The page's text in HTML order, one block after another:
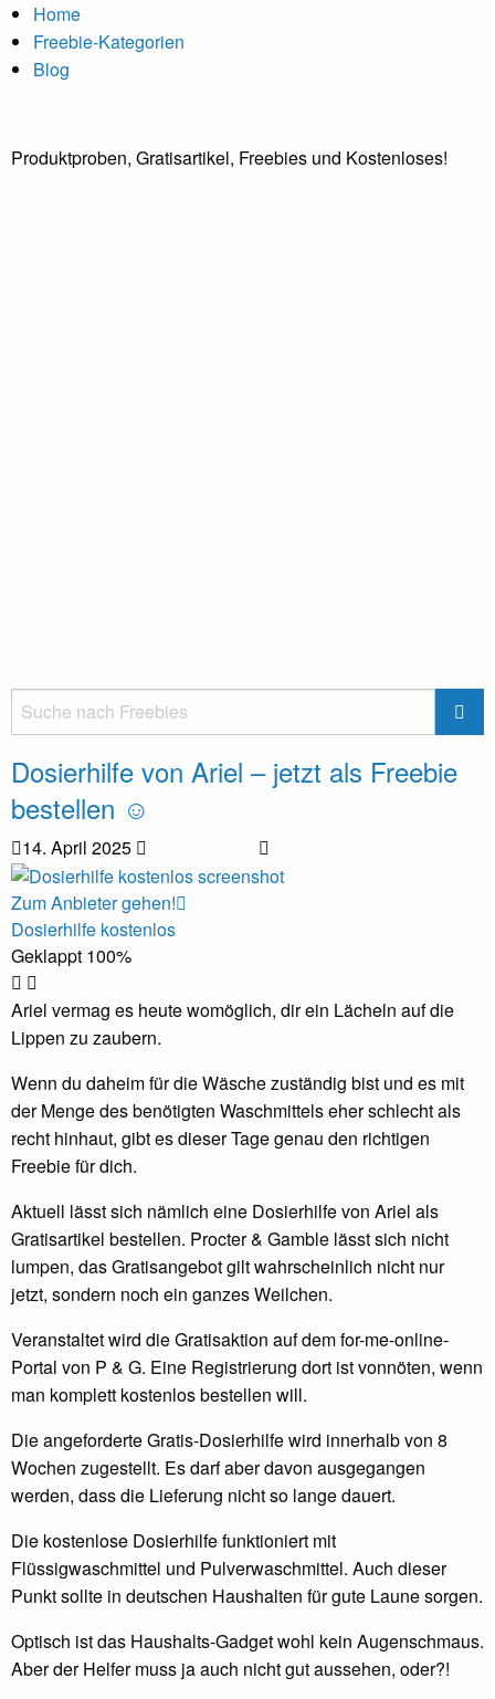
Home
Freebie-Kategorien
Blog
Produktproben, Gratisartikel, Freebies und Kostenloses!
Dosierhilfe von Ariel – jetzt als Freebie
bestellen ☺
14. April 2025
Zum Anbieter gehen!
Dosierhilfe kostenlos
Geklappt 100%
Ariel vermag es heute womöglich, dir ein Lächeln auf die
Lippen zu zaubern.
Wenn du daheim für die Wäsche zuständig bist und es mit
der Menge des benötigten Waschmittels eher schlecht als
recht hinhaut, gibt es dieser Tage genau den richtigen
Freebie für dich.
Aktuell lässt sich nämlich eine Dosierhilfe von Ariel als
Gratisartikel bestellen. Procter & Gamble lässt sich nicht
lumpen, das Gratisangebot gilt wahrscheinlich nicht nur
jetzt, sondern noch ein ganzes Weilchen.
Veranstaltet wird die Gratisaktion auf dem for-me-online-
Portal von P & G. Eine Registrierung dort ist vonnöten, wenn
man komplett kostenlos bestellen will.
Die angeforderte Gratis-Dosierhilfe wird innerhalb von 8
Wochen zugestellt. Es darf aber davon ausgegangen
werden, dass die Lieferung nicht so lange dauert.
Die kostenlose Dosierhilfe funktioniert mit
Flüssigwaschmittel und Pulverwaschmittel. Auch dieser
Punkt sollte in deutschen Haushalten für gute Laune sorgen.
Optisch ist das Haushalts-Gadget wohl kein Augenschmaus.
Aber der Helfer muss ja auch nicht gut aussehen, oder?!